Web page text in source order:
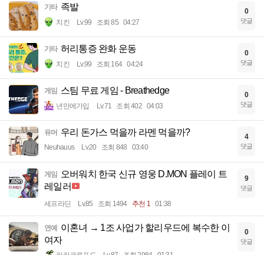
기타 족발
치킨 Lv.99 조회 85 04:27
0
댓글
기타 허리통증 완화 운동
치킨 Lv.99 조회 164 04:24
0
댓글
게임 스팀 무료 게임 - Breathedge
년만에가입 Lv.71 조회 402 04:03
0
댓글
유머 우리 돈가스 먹을까 라멘 먹을까?
Neuhauus Lv.20 조회 848 03:40
4
댓글
게임
오버워치 한국 신규 영웅 D.MON 플레이 트
레일러
세프라딘 Lv.85 조회 1494 추천 1 01:38
9
댓글
연예
이혼녀 → 1조 사업가 할리우드에 복수한 이
여자
0
댓글